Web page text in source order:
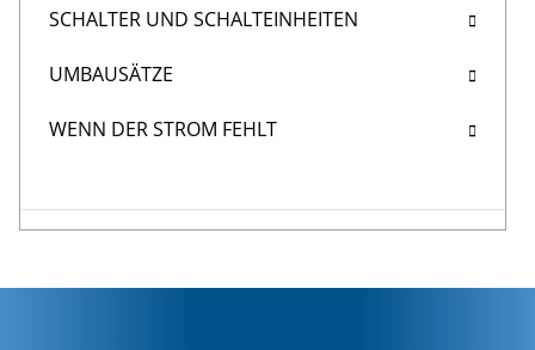
SCHALTER UND SCHALTEINHEITEN
UMBAUSÄTZE
WENN DER STROM FEHLT